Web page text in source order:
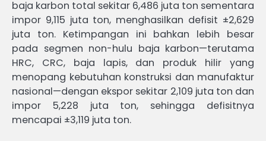
baja karbon total sekitar 6,486 juta ton sementara
impor 9,115 juta ton, menghasilkan defisit ±2,629
juta ton. Ketimpangan ini bahkan lebih besar
pada segmen non-hulu baja karbon—terutama
HRC, CRC, baja lapis, dan produk hilir yang
menopang kebutuhan konstruksi dan manufaktur
nasional—dengan ekspor sekitar 2,109 juta ton dan
impor 5,228 juta ton, sehingga defisitnya
mencapai ±3,119 juta ton.